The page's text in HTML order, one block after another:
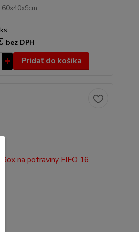
60x40x9cm
ks
bez DPH
Pridať do košíka